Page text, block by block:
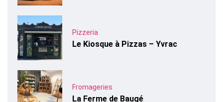
Pizzeria
Le Kiosque à Pizzas – Yvrac
Fromageries
La Ferme de Baugé